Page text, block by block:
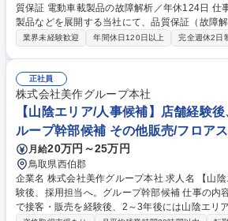
質保証 電動車載製品の故障解析／年休124日 仕事の内容 自動車の電動化
製品などを展開する当社にて、品質保証（故障
プやアクチュエーターの新機種立ち上げ時や量
生産拠点への移管・管理や顧客監査対応 等 【仕
電動化製品に深く関わり、高い専門性を磨けま
度と働きやすさも抜群です。 募集職種 【神奈川】品質保証 電動車載製品
の故障解析／年休124日
業界未経験歓迎 年間休日120日以上 完全週休2日
正社員
株式会社美作グループ本社
【山陰エリア/人事候補】店舗経験
ループ幹部候補 その他販売/フロア
月給20万円～25万円
鳥取県西伯郡
企業名 株式会社美作グループ本社 求人名 【山陰エリア/人事候補】店舗経
験後、採用担当へ。グループ幹部候補 仕事の内容 オートバックスの店舗
で接客・販売を経験後、2～3年後には山陰エリ